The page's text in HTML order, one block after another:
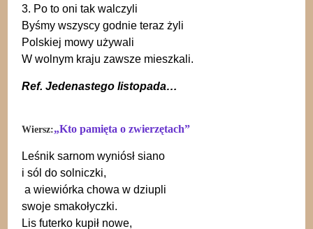
3. Po to oni tak walczyli
Byśmy wszyscy godnie teraz żyli
Polskiej mowy używali
W wolnym kraju zawsze mieszkali.
Ref. Jedenastego listopada…
Wiersz:„Kto pamięta o zwierzętach”
Leśnik sarnom wyniósł siano
i sól do solniczki,
a wiewiórka chowa w dziupli
swoje smakołyczki.
Lis futerko kupił nowe,